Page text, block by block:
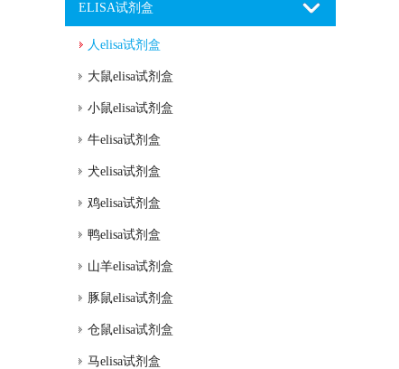
ELISA试剂盒
人elisa试剂盒
大鼠elisa试剂盒
小鼠elisa试剂盒
牛elisa试剂盒
犬elisa试剂盒
鸡elisa试剂盒
鸭elisa试剂盒
山羊elisa试剂盒
豚鼠elisa试剂盒
仓鼠elisa试剂盒
马elisa试剂盒